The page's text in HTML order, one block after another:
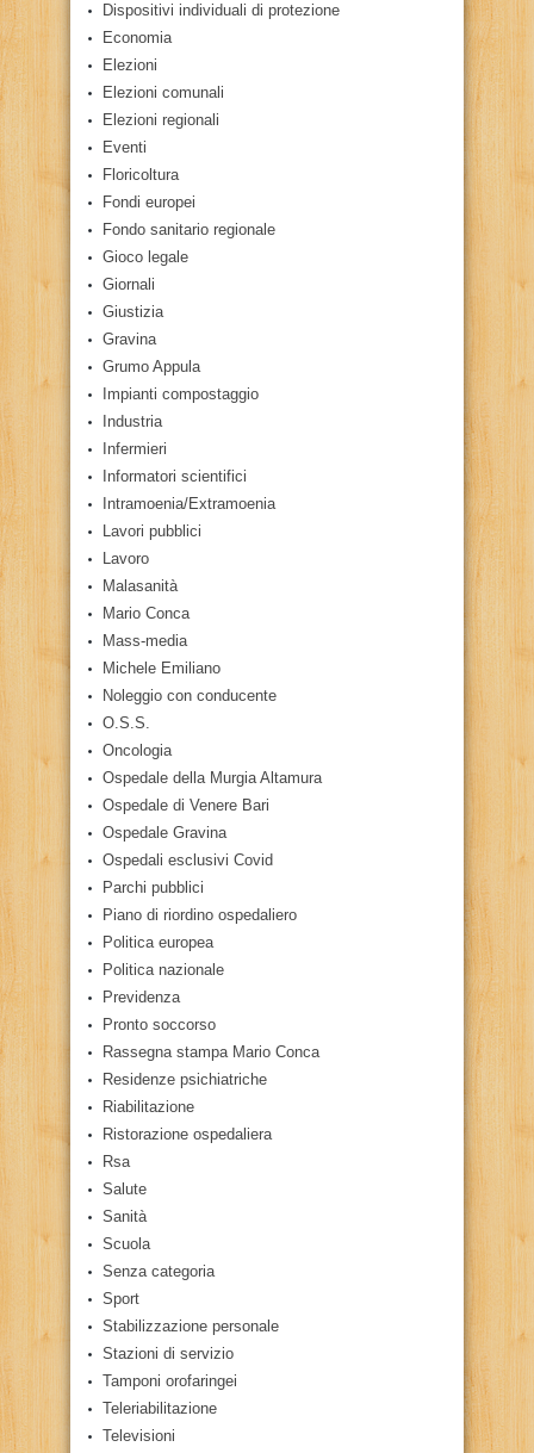
Dispositivi individuali di protezione
Economia
Elezioni
Elezioni comunali
Elezioni regionali
Eventi
Floricoltura
Fondi europei
Fondo sanitario regionale
Gioco legale
Giornali
Giustizia
Gravina
Grumo Appula
Impianti compostaggio
Industria
Infermieri
Informatori scientifici
Intramoenia/Extramoenia
Lavori pubblici
Lavoro
Malasanità
Mario Conca
Mass-media
Michele Emiliano
Noleggio con conducente
O.S.S.
Oncologia
Ospedale della Murgia Altamura
Ospedale di Venere Bari
Ospedale Gravina
Ospedali esclusivi Covid
Parchi pubblici
Piano di riordino ospedaliero
Politica europea
Politica nazionale
Previdenza
Pronto soccorso
Rassegna stampa Mario Conca
Residenze psichiatriche
Riabilitazione
Ristorazione ospedaliera
Rsa
Salute
Sanità
Scuola
Senza categoria
Sport
Stabilizzazione personale
Stazioni di servizio
Tamponi orofaringei
Teleriabilitazione
Televisioni